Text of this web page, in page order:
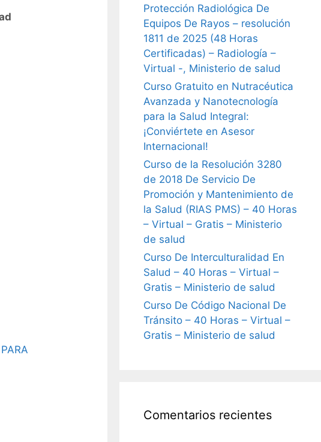
Protección Radiológica De
Equipos De Rayos – resolución
1811 de 2025 (48 Horas
Certificadas) – Radiología –
Virtual -, Ministerio de salud
Curso Gratuito en Nutracéutica
Avanzada y Nanotecnología
para la Salud Integral:
¡Conviértete en Asesor
Internacional!
Curso de la Resolución 3280
de 2018 De Servicio De
Promoción y Mantenimiento de
la Salud (RIAS PMS) – 40 Horas
– Virtual – Gratis – Ministerio
de salud
Curso De Interculturalidad En
Salud – 40 Horas – Virtual –
Gratis – Ministerio de salud
Curso De Código Nacional De
Tránsito – 40 Horas – Virtual –
Gratis – Ministerio de salud
Comentarios recientes